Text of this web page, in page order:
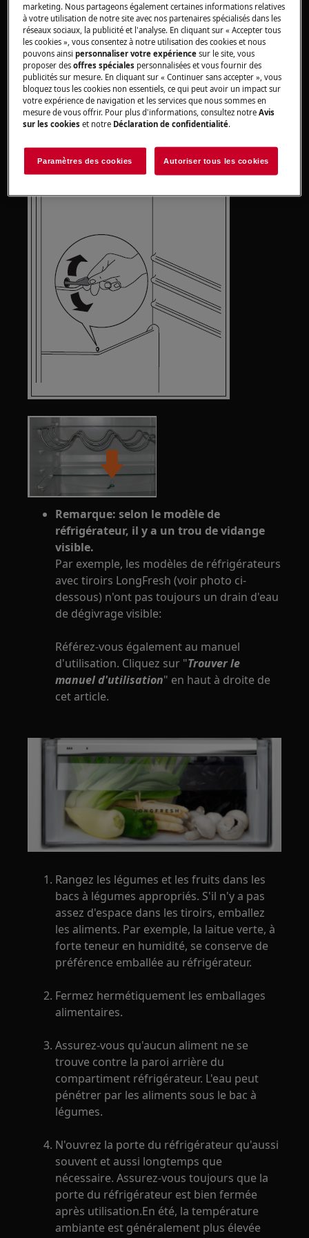
gouttière en forme de V sur la paroi
arrière du réfrigérateur n'est pas bouché
ou bloqué.
Le trou de drainage doit toujours être
librement accessible, afin que l'eau
condensée puisse s'écouler sans
entrave puis s'évaporer.
La partie en plastique verte au milieu
conservée au réfrigérateur.
Remarque: selon le modèle de
réfrigérateur, il y a un trou de vidange
visible.
Par exemple, les modèles de réfrigérateurs
avec tiroirs LongFresh (voir photo ci-
dessous) n'ont pas toujours un drain d'eau
de dégivrage visible:
Référez-vous également au manuel
d'utilisation. Cliquez sur "Trouver le
manuel d'utilisation" en haut à droite de
cet article.
Rangez les légumes et les fruits dans les
bacs à légumes appropriés. S'il n'y a pas
assez d'espace dans les tiroirs, emballez
les aliments. Par exemple, la laitue verte, à
forte teneur en humidité, se conserve de
préférence emballée au réfrigérateur.
Fermez hermétiquement les emballages
alimentaires.
Assurez-vous qu'aucun aliment ne se
trouve contre la paroi arrière du
compartiment réfrigérateur. L'eau peut
pénétrer par les aliments sous le bac à
légumes.
N'ouvrez la porte du réfrigérateur qu'aussi
souvent et aussi longtemps que
nécessaire. Assurez-vous toujours que la
porte du réfrigérateur est bien fermée
après utilisation.En été, la température
ambiante est généralement plus élevée
marketing. Nous partageons également certaines informations relatives
à votre utilisation de notre site avec nos partenaires spécialisés dans les
réseaux sociaux, la publicité et l'analyse. En cliquant sur « Accepter tous
les cookies », vous consentez à notre utilisation des cookies et nous
pouvons ainsipersonnaliser votre expériencesur le site, vous
proposer desoffres spéciales personnalisées et vous fournir des
publicités sur mesure. En cliquant sur « Continuer sans accepter », vous
bloquez tous les cookies non essentiels, ce qui peut avoir un impact sur
votre expérience de navigation et les services que nous sommes en
mesure de vous offrir. Pour plus d'informations, consultez notreAvis
sur les cookies et notre Déclaration de confidentialité.
Paramètres des cookies Autoriser tous les cookies